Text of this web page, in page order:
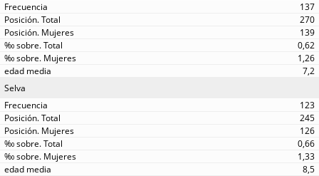
137
270
139
0,62
1,26
7,2
Selva
123
245
126
0,66
1,33
8,5